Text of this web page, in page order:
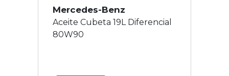
Mercedes-Benz
Aceite Cubeta 19L Diferencial
80W90